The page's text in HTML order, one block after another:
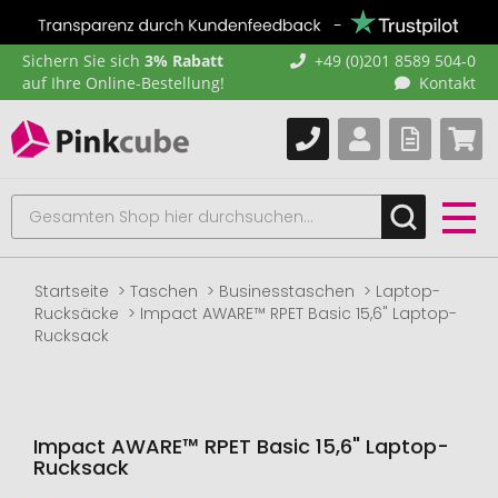
Sichern Sie sich 3% Rabatt
auf Ihre Online-Bestellung!
+49 (0)201 8589 504-0
Kontakt
Startseite Taschen Businesstaschen
Laptop-
Rucksäcke
Impact AWARE™ RPET Basic 15,6" Laptop-
Rucksack
Impact AWARE™ RPET Basic 15,6" Laptop-
Rucksack